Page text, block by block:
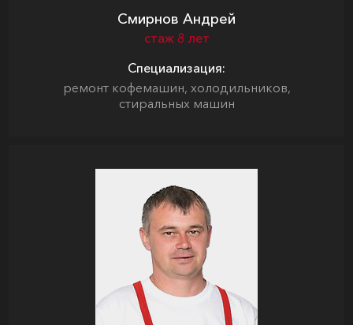
Смирнов Андрей
стаж 8 лет
Специализация:
ремонт кофемашин, холодильников,
стиральных машин